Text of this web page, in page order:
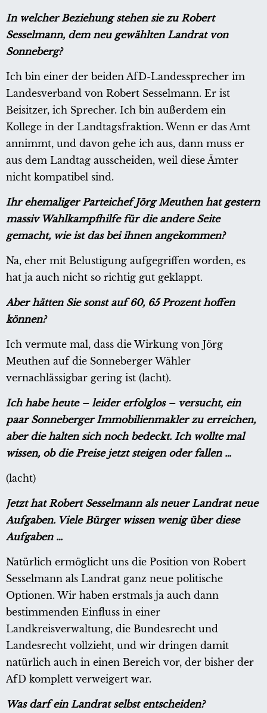
In welcher Beziehung stehen sie zu Robert
Sesselmann, dem neu gewählten Landrat von
Sonneberg?
Ich bin einer der beiden AfD-Landessprecher im
Landesverband von Robert Sesselmann. Er ist
Beisitzer, ich Sprecher. Ich bin außerdem ein
Kollege in der Landtagsfraktion. Wenn er das Amt
annimmt, und davon gehe ich aus, dann muss er
aus dem Landtag ausscheiden, weil diese Ämter
nicht kompatibel sind.
Ihr ehemaliger Parteichef Jörg Meuthen hat gestern
massiv Wahlkampfhilfe für die andere Seite
gemacht, wie ist das bei ihnen angekommen?
Na, eher mit Belustigung aufgegriffen worden, es
hat ja auch nicht so richtig gut geklappt.
Aber hätten Sie sonst auf 60, 65 Prozent hoffen
können?
Ich vermute mal, dass die Wirkung von Jörg
Meuthen auf die Sonneberger Wähler
vernachlässigbar gering ist (lacht).
Ich habe heute – leider erfolglos – versucht, ein
paar Sonneberger Immobilienmakler zu erreichen,
aber die halten sich noch bedeckt. Ich wollte mal
wissen, ob die Preise jetzt steigen oder fallen …
(lacht)
Jetzt hat Robert Sesselmann als neuer Landrat neue
Aufgaben. Viele Bürger wissen wenig über diese
Aufgaben …
Natürlich ermöglicht uns die Position von Robert
Sesselmann als Landrat ganz neue politische
Optionen. Wir haben erstmals ja auch dann
bestimmenden Einfluss in einer
Landkreisverwaltung, die Bundesrecht und
Landesrecht vollzieht, und wir dringen damit
natürlich auch in einen Bereich vor, der bisher der
AfD komplett verweigert war.
Was darf ein Landrat selbst entscheiden?